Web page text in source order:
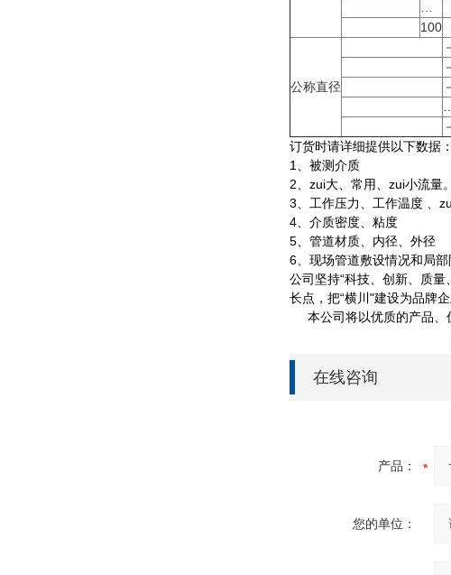
100
公称直径
订货时请详细提供以下数据：
1、被测介质
2、zui大、常用、zui小流量。
3、工作压力、工作温度 、
4、介质密度、粘度
5、管道材质、内径、外径
6、现场管道敷设情况和局部
公司坚持“科技、创新、质
长点，把“横川"建设为品牌企
本公司将以优质的产品、
在线咨询
产品：
您的单位：